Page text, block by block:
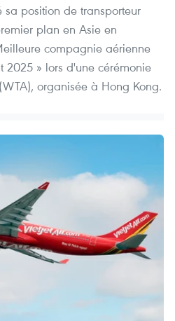
position de transporteur
plan en Asie en
compagnie aérienne
2025 » lors d'une cérémonie
organisée à Hong Kong.